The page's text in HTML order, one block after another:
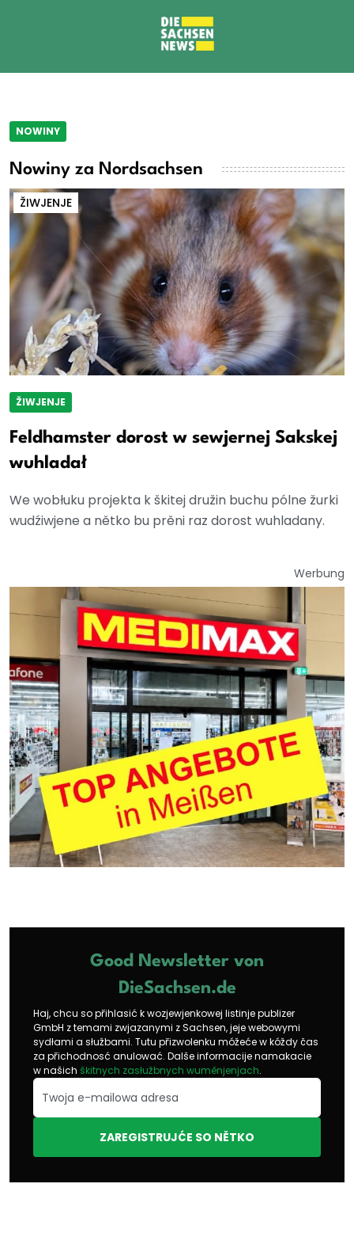
NOWINY
Nowiny za Nordsachsen
ŽIWJENJE
ŽIWJENJE
Feldhamster dorost w sewjernej Sakskej
wuhladał
We wobłuku projekta k škitej družin buchu pólne žurki
wudźiwjene a nětko bu prěni raz dorost wuhladany.
Werbung
Good Newsletter von
DieSachsen.de
Haj, chcu so přihlasić k wozjewjenkowej listinje publizer
GmbH z temami zwjazanymi z Sachsen, jeje webowymi
sydłami a słužbami. Tutu přizwolenku móžeće w kóždy čas
za přichodnosć anulować. Dalše informacije namakacie
w našich škitnych zasłužbnych wuměnjenjach.
ZAREGISTRUJĆE SO NĚTKO